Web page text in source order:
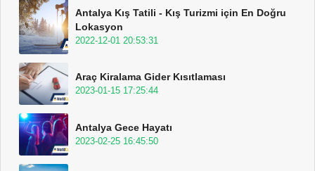
Antalya Kış Tatili - Kış Turizmi için En Doğru
Lokasyon
2022-12-01 20:53:31
Araç Kiralama Gider Kısıtlaması
2023-01-15 17:25:44
Antalya Gece Hayatı
2023-02-25 16:45:50